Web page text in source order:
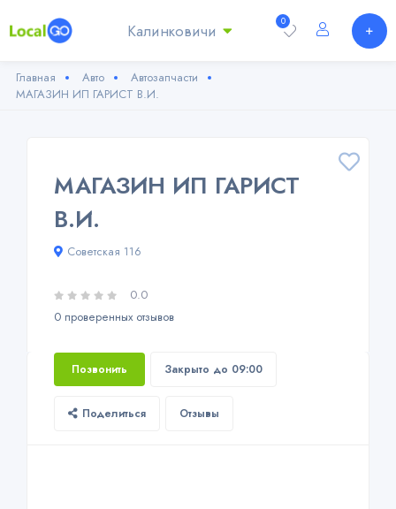
0
Калинковичи
Главная Авто
Автозапчасти
МАГАЗИН ИП ГАРИСТ В.И.
МАГАЗИН ИП ГАРИСТ
В.И.
Советская 116
0.0
0 проверенных отзывов
Позвонить Закрыто до 09:00
Поделиться Отзывы